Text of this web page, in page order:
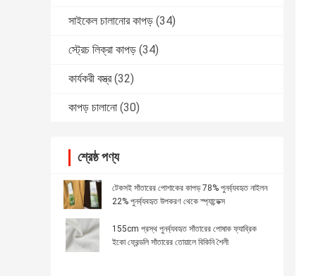
সাইকেল চালানোর কাপড় (34)
স্ট্রেচ লিক্রা কাপড় (34)
কার্যকরী বস্ত্র (32)
কাপড় চালানো (30)
শ্রেষ্ঠ পণ্য
টেকসই সাঁতারের পোশাকের কাপড় 78% পুনর্ব্যবহৃত নাইলন
22% পুনর্ব্যবহৃত উপকরণ থেকে স্প্যান্ডেক্স
155cm প্রস্থ পুনর্ব্যবহৃত সাঁতারের পোষাক ফ্যাব্রিক
ইকো ফ্রেন্ডলি সাঁতারের তোয়ালে বিকিনি শৈলী